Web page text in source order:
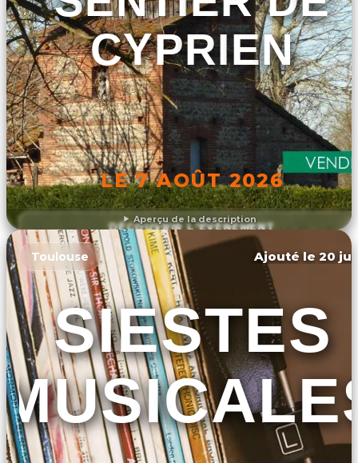
Aperçu de la description
CYPRIEN
LE 7 AOÛT 2026
DÉCOUVRIR L'ÉVÉNEMENT
Toulouse Ajouté le 20
SIESTES